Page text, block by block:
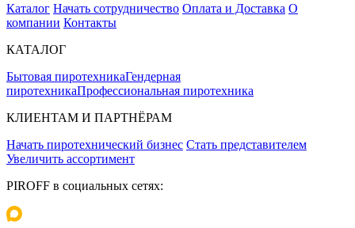
Каталог Начать сотрудничество Оплата и Доставка О
компании Контакты
КАТАЛОГ
Бытовая пиротехникаГендерная
пиротехникаПрофессиональная пиротехника
КЛИЕНТАМ И ПАРТНЁРАМ
Начать пиротехнический бизнес Стать представителем
Увеличить ассортимент
PIROFF в социальных сетях: